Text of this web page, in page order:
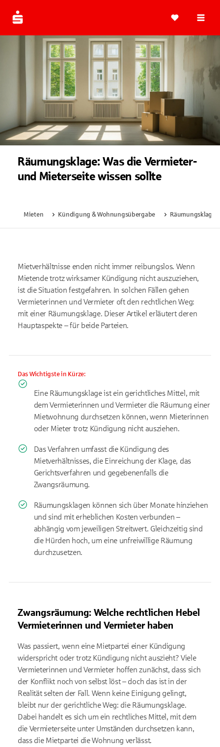
Räumungsklage: Was die Vermieter-
und Mieterseite wissen sollte
Mieten Kündigung & Wohnungsübergabe Räumungsklage
Mietverhältnisse enden nicht immer reibungslos. Wenn
Mietende trotz wirksamer Kündigung nicht auszuziehen,
ist die Situation festgefahren. In solchen Fällen gehen
Vermieterinnen und Vermieter oft den rechtlichen Weg:
mit einer Räumungsklage. Dieser Artikel erläutert deren
Hauptaspekte – für beide Parteien.
Das Wichtigste in Kürze:
Eine Räumungsklage ist ein gerichtliches Mittel, mit
dem Vermieterinnen und Vermieter die Räumung einer
Mietwohnung durchsetzen können, wenn Mieterinnen
oder Mieter trotz Kündigung nicht ausziehen.
Das Verfahren umfasst die Kündigung des
Mietverhältnisses, die Einreichung der Klage, das
Gerichtsverfahren und gegebenenfalls die
Zwangsräumung.
Räumungsklagen können sich über Monate hinziehen
und sind mit erheblichen Kosten verbunden –
abhängig vom jeweiligen Streitwert. Gleichzeitig sind
die Hürden hoch, um eine unfreiwillige Räumung
durchzusetzen.
Zwangsräumung: Welche rechtlichen Hebel
Vermieterinnen und Vermieter haben
Was passiert, wenn eine Mietpartei einer Kündigung
widerspricht oder trotz Kündigung nicht auszieht? Viele
Vermieterinnen und Vermieter hoffen zunächst, dass sich
der Konflikt noch von selbst löst – doch das ist in der
Realität selten der Fall. Wenn keine Einigung gelingt,
bleibt nur der gerichtliche Weg: die Räumungsklage.
Dabei handelt es sich um ein rechtliches Mittel, mit dem
die Vermieterseite unter Umständen durchsetzen kann,
dass die Mietpartei die Wohnung verlässt.